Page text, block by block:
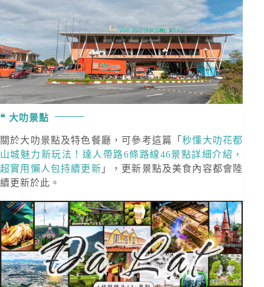
大叻景點
關於大叻景點及特色餐廳，可參考這篇「秒懂大叻花都
山城魅力新玩法！達人帶路6條路線46景點詳細介紹，
超實用懶人包持續更新 」，更新景點及美食內容都會陸
續更新於此。